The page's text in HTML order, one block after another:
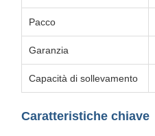
Pacco
Garanzia
Capacità di sollevamento
Caratteristiche chiave